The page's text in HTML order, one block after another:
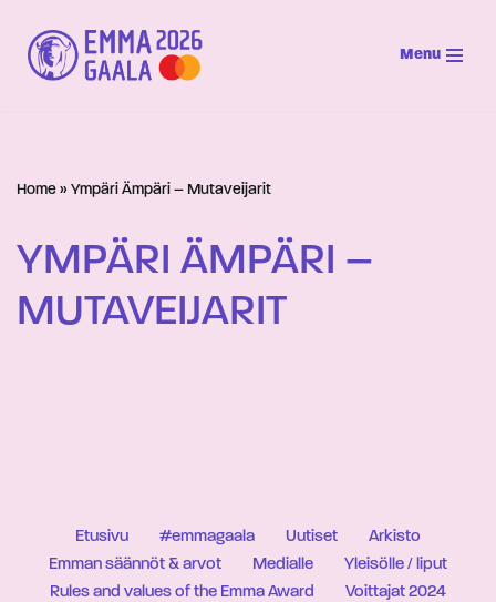
Siirry
suoraan
Menu
Home » Ympäri Ämpäri – Mutaveijarit
YMPÄRI ÄMPÄRI –
MUTAVEIJARIT
Etusivu #emmagaala Uutiset
Arkisto
Emman säännöt & arvot
Medialle
Yleisölle / liput
Rules and values of the Emma Award
Voittajat 2024